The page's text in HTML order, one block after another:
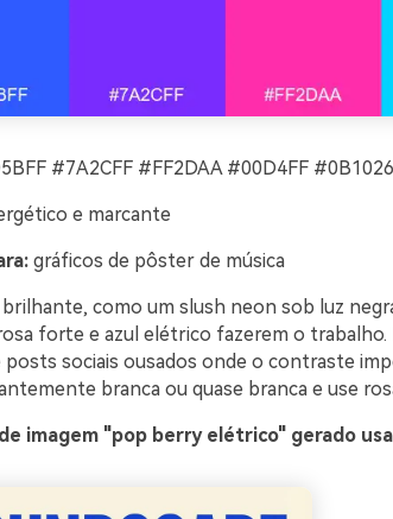
#7A2CFF #FF2DAA #00D4FF #0B1026
e marcante
gráficos de pôster de música
como um slush neon sob luz
forte e azul elétrico fazerem o
sociais ousados onde o contraste
branca ou quase branca e use
imagem "pop berry elétrico" gerado